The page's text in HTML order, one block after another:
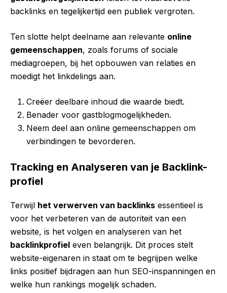
backlinks en tegelijkertijd een publiek vergroten.
Ten slotte helpt deelname aan relevante online
gemeenschappen, zoals forums of sociale
mediagroepen, bij het opbouwen van relaties en
moedigt het linkdelings aan.
Creëer deelbare inhoud die waarde biedt.
Benader voor gastblogmogelijkheden.
Neem deel aan online gemeenschappen om
verbindingen te bevorderen.
Tracking en Analyseren van je Backlink-
profiel
Terwijl het verwerven van backlinks essentieel is
voor het verbeteren van de autoriteit van een
website, is het volgen en analyseren van het
backlinkprofiel even belangrijk. Dit proces stelt
website-eigenaren in staat om te begrijpen welke
links positief bijdragen aan hun SEO-inspanningen en
welke hun rankings mogelijk schaden.